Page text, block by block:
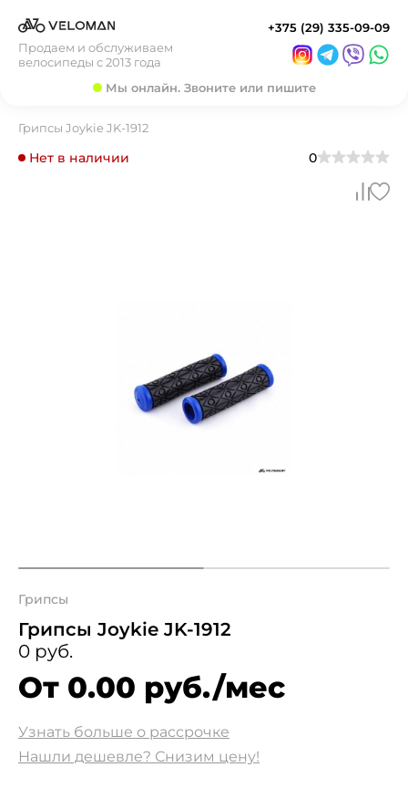
Продаем и обслуживаем
велосипеды с 2013 года
+375 (29) 335-09-09
Мы онлайн. Звоните или пишите
Грипсы Joykie JK-1912
Нет в наличии 0
Грипсы
Грипсы Joykie JK-1912
0 руб.
От 0.00 руб./мес
Узнать больше о рассрочке
Нашли дешевле? Снизим цену!